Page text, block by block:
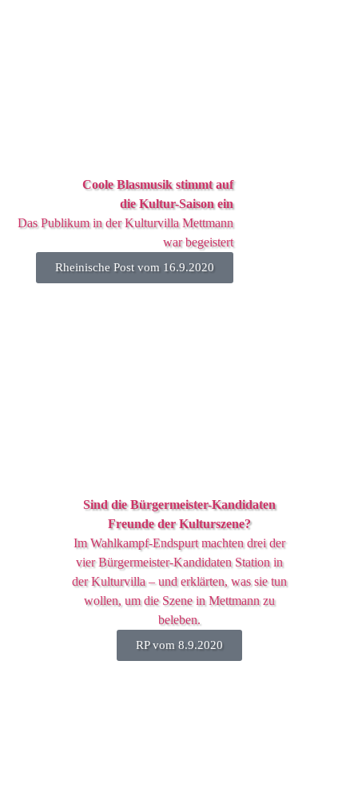
Coole Blasmusik stimmt auf
die Kultur-Saison ein
Das Publikum in der Kulturvilla Mettmann
war begeistert
Rheinische Post vom 16.9.2020
Sind die Bürgermeister-Kandidaten
Freunde der Kulturszene?
Im Wahlkampf-Endspurt machten drei der
vier Bürgermeister-Kandidaten Station in
der Kulturvilla – und erklärten, was sie tun
wollen, um die Szene in Mettmann zu
beleben.
RP vom 8.9.2020